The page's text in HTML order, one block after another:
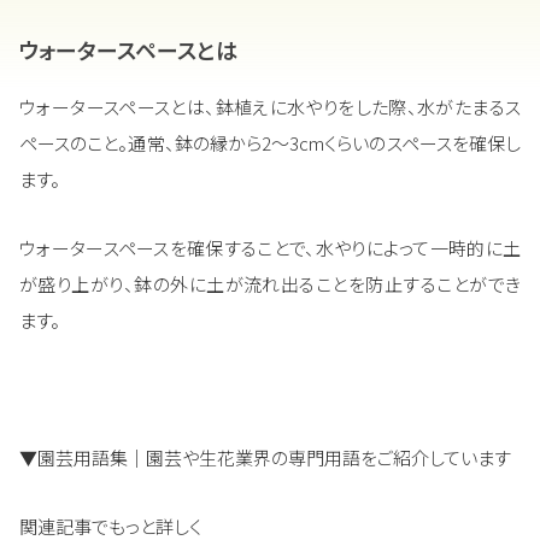
ウォータースペースとは
ウォータースペースとは、鉢植えに水やりをした際、水がたまるス
ペースのこと。通常、鉢の縁から2～3cmくらいのスペースを確保し
ます。
ウォータースペースを確保することで、水やりによって一時的に土
が盛り上がり、鉢の外に土が流れ出ることを防止することができ
ます。
▼園芸用語集｜園芸や生花業界の専門用語をご紹介しています
関連記事でもっと詳しく